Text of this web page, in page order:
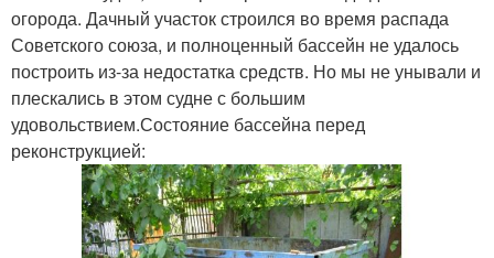
огорода. Дачный участок строился во время распада
Советского союза, и полноценный бассейн не удалось
построить из-за недостатка средств. Но мы не унывали и
плескались в этом судне с большим
удовольствием.Состояние бассейна перед
реконструкцией: